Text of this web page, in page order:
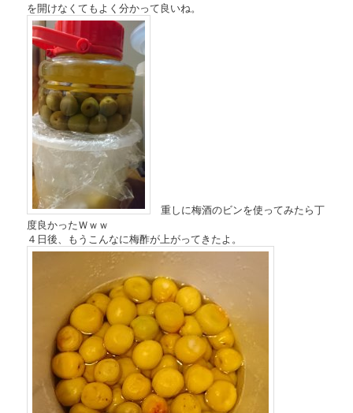
を開けなくてもよく分かって良いね。
重しに梅酒のビンを使ってみたら丁
度良かったＷｗｗ
４日後、もうこんなに梅酢が上がってきたよ。